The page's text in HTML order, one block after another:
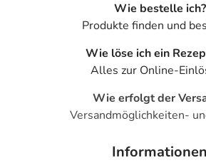
Wie bestelle ich?
Produkte finden und
Wie löse ich ein
Alles zur Online-
Wie erfolgt der
Versandmöglichkeiten-
Informationen